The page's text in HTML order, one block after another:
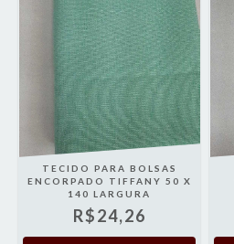
TECIDO PARA BOLSAS
ENCORPADO TIFFANY 50 X
140 LARGURA
R$24,26